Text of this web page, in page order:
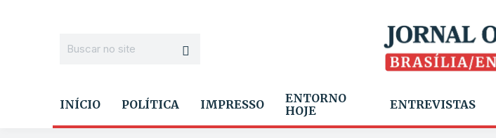
INÍCIO POLÍTICA IMPRESSO
ENTORNO
HOJE
ENTREVISTAS